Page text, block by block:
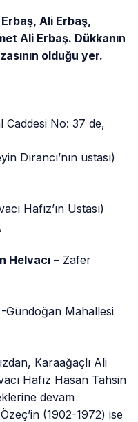
Ali Erbaş,
Ali Erbaş. Dükkanın
olduğu yer.
Caddesi No: 37 de,
Dırancı’nın ustası)
Hafız’ın Ustası)
Helvacı – Zafer
-Gündoğan Mahallesi
Karaağaçlı Ali
Hafız Hasan Tahsin
devam
(1902-1972) ise